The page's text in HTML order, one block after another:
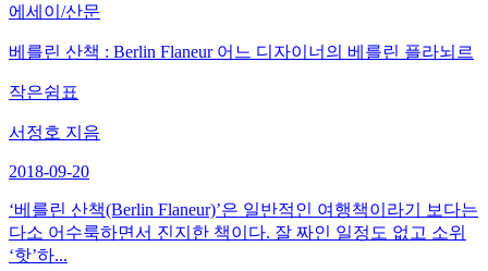
에세이/산문
베를린 산책 : Berlin Flaneur 어느 디자이너의 베를린 플라뇌르
작은쉼표
서정호 지음
2018-09-20
‘베를린 산책(Berlin Flaneur)’은 일반적인 여행책이라기 보다는
다소 어수룩하면서 진지한 책이다. 잘 짜인 일정도 없고 소위
‘핫’하...